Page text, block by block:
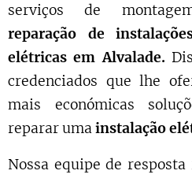
serviços de
reparação de
elétricas em Alvalade.
credenciados que lhe
mais económicas
reparar umainstalação
Nossa equipe de